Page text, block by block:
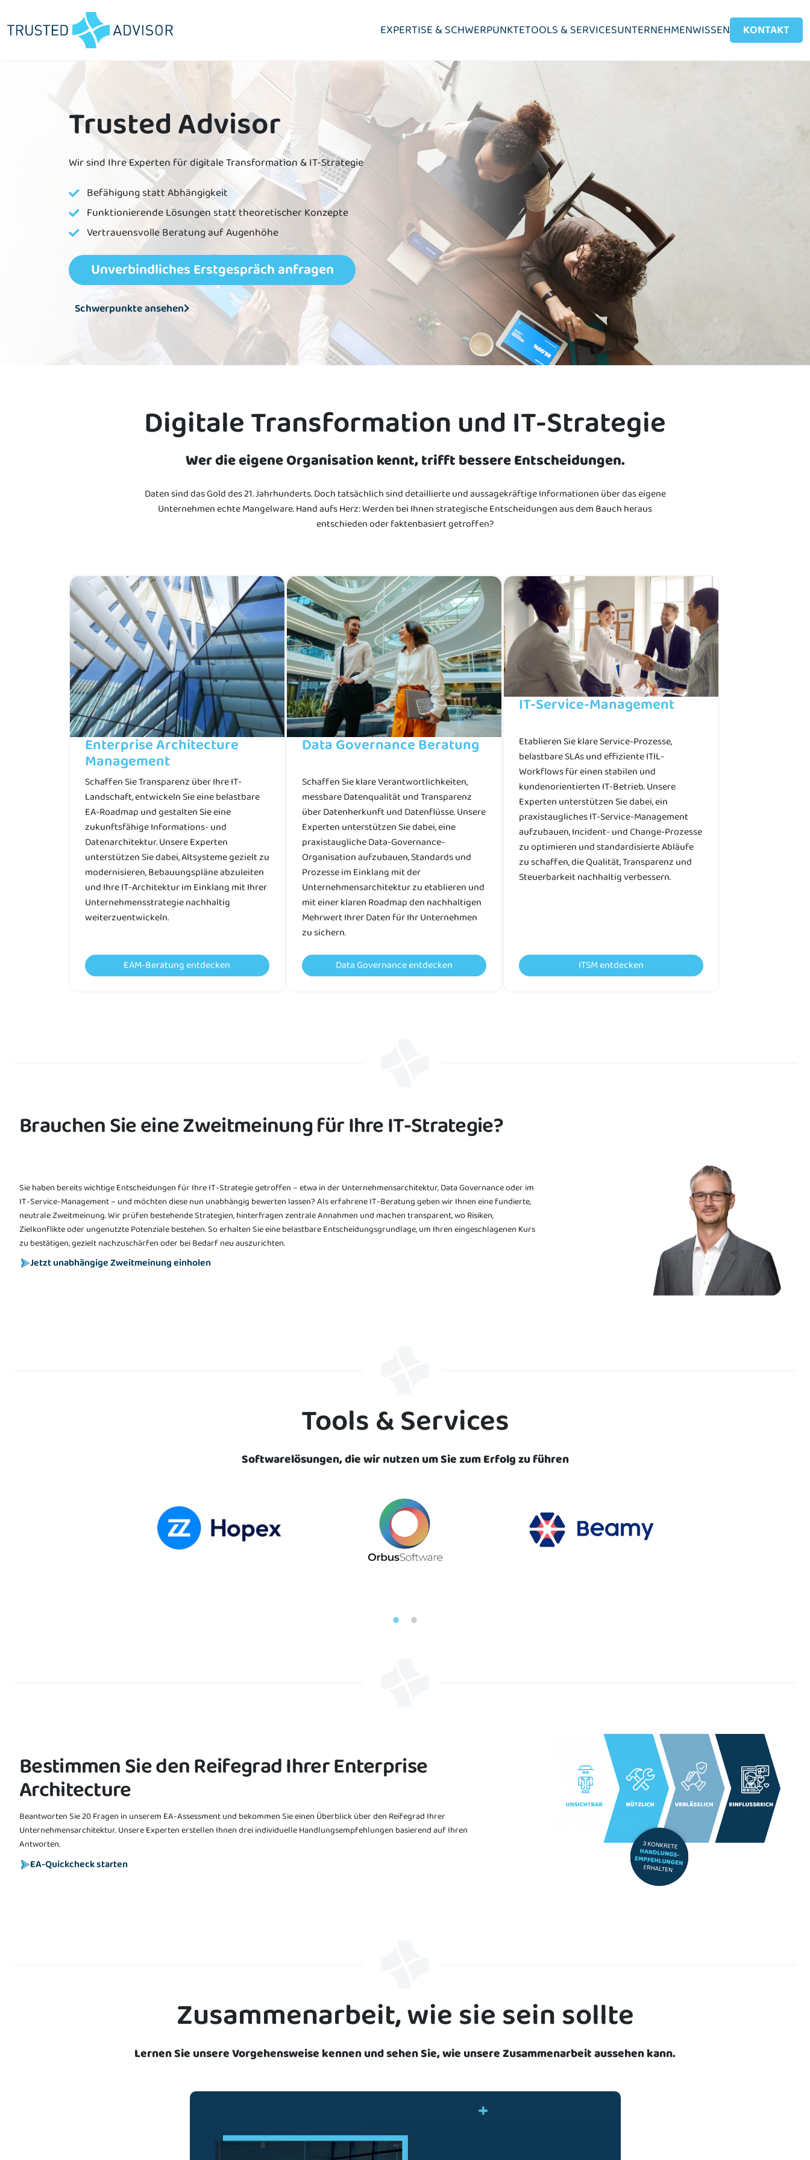
EXPERTISE & SCHWERPUNKTE
Enterprise Architecture Management
Altsysteme modernisieren
EA-Roadmap entwickeln
Informationsarchitektur gestalten
Applikationsportfolio optimieren
IT-Architektur weiterentwickeln
IT-Bebauungsplan erstellen
Data Governance
Wozu nützt Data Governance
Daten transparent und zugänglich
Datengetriebene Geschäftsmodelle aufbauen
Datengetriebene Organisation aufbauen
Datenqualität verbessern
TOOLS & SERVICESUNTERNEHMENWISSEN KONTAKT
Trusted Advisor
Wir sind Ihre Experten für digitale Transformation & IT-Strategie
Befähigung statt Abhängigkeit
Funktionierende Lösungen statt theoretischer Konzepte
Vertrauensvolle Beratung auf Augenhöhe
Unverbindliches Erstgespräch anfragen
Schwerpunkte ansehen
Digitale Transformation und IT-Strategie
Wer die eigene Organisation kennt, trifft bessere Entscheidungen.
Daten sind das Gold des 21. Jahrhunderts. Doch tatsächlich sind detaillierte und aussagekräftige Informationen über das eigene
Unternehmen echte Mangelware. Hand aufs Herz: Werden bei Ihnen strategische Entscheidungen aus dem Bauch heraus
entschieden oder faktenbasiert getroffen?
Enterprise Architecture
Management
Schaffen Sie Transparenz über Ihre IT-
Landschaft, entwickeln Sie eine belastbare
EA-Roadmap und gestalten Sie eine
zukunftsfähige Informations- und
Datenarchitektur. Unsere Experten
unterstützen Sie dabei, Altsysteme gezielt zu
modernisieren, Bebauungspläne abzuleiten
und Ihre IT-Architektur im Einklang mit Ihrer
Unternehmensstrategie nachhaltig
weiterzuentwickeln.
EAM-Beratung entdecken
Data Governance Beratung
Schaffen Sie klare Verantwortlichkeiten,
messbare Datenqualität und Transparenz
über Datenherkunft und Datenflüsse. Unsere
Experten unterstützen Sie dabei, eine
praxistaugliche Data-Governance-
Organisation aufzubauen, Standards und
Prozesse im Einklang mit der
Unternehmensarchitektur zu etablieren und
mit einer klaren Roadmap den nachhaltigen
Mehrwert Ihrer Daten für Ihr Unternehmen
zu sichern.
Data Governance entdecken
IT-Service-Management
Etablieren Sie klare Service-Prozesse,
belastbare SLAs und effiziente ITIL-
Workflows für einen stabilen und
kundenorientierten IT-Betrieb. Unsere
Experten unterstützen Sie dabei, ein
praxistaugliches IT-Service-Management
aufzubauen, Incident- und Change-Prozesse
zu optimieren und standardisierte Abläufe
zu schaffen, die Qualität, Transparenz und
Steuerbarkeit nachhaltig verbessern.
ITSM entdecken
Brauchen Sie eine Zweitmeinung für Ihre IT-Strategie?
Sie haben bereits wichtige Entscheidungen für Ihre IT-Strategie getroffen – etwa in der Unternehmensarchitektur, Data Governance oder im
IT-Service-Management – und möchten diese nun unabhängig bewerten lassen? Als erfahrene IT-Beratung geben wir Ihnen eine fundierte,
neutrale Zweitmeinung. Wir prüfen bestehende Strategien, hinterfragen zentrale Annahmen und machen transparent, wo Risiken,
Zielkonflikte oder ungenutzte Potenziale bestehen. So erhalten Sie eine belastbare Entscheidungsgrundlage, um Ihren eingeschlagenen Kurs
zu bestätigen, gezielt nachzuschärfen oder bei Bedarf neu auszurichten.
Jetzt unabhängige Zweitmeinung einholen
Tools & Services
Softwarelösungen, die wir nutzen um Sie zum Erfolg zu führen
Bestimmen Sie den Reifegrad Ihrer Enterprise
Architecture
Beantworten Sie 20 Fragen in unserem EA-Assessment und bekommen Sie einen Überblick über den Reifegrad Ihrer
Unternehmensarchitektur. Unsere Experten erstellen Ihnen drei individuelle Handlungsempfehlungen basierend auf Ihren
Antworten.
EA-Quickcheck starten
Zusammenarbeit, wie sie sein sollte
Lernen Sie unsere Vorgehensweise kennen und sehen Sie, wie unsere Zusammenarbeit aussehen kann.